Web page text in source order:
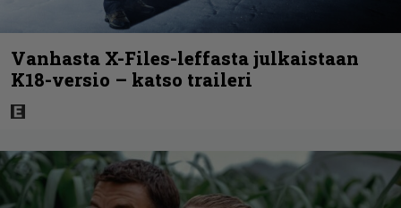
Vanhasta X-Files-leffasta julkaistaan
K18-versio – katso traileri